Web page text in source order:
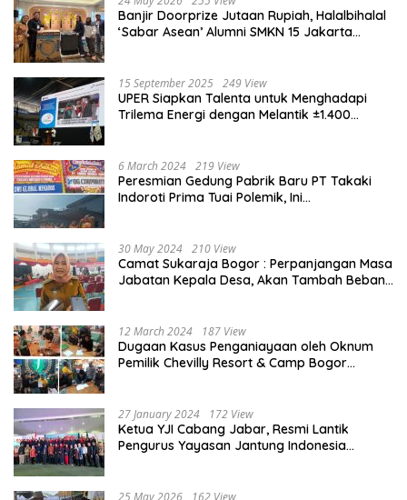
Banjir Doorprize Jutaan Rupiah, Halalbihalal
‘Sabar Asean’ Alumni SMKN 15 Jakarta
15 September 2025 249 View
UPER Siapkan Talenta untuk Menghadapi
Trilema Energi dengan Melantik ±1.400
6 March 2024 219 View
Peresmian Gedung Pabrik Baru PT Takaki
Indoroti Prima Tuai Polemik, Ini
30 May 2024 210 View
Camat Sukaraja Bogor : Perpanjangan Masa
Jabatan Kepala Desa, Akan Tambah Beban
12 March 2024 187 View
Dugaan Kasus Penganiayaan oleh Oknum
Pemilik Chevilly Resort & Camp Bogor
27 January 2024 172 View
Ketua YJI Cabang Jabar, Resmi Lantik
Pengurus Yayasan Jantung Indonesia
25 May 2026 162 View